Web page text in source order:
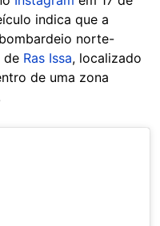
indica que a
norte-
de Ras Issa, localizado
de uma zona